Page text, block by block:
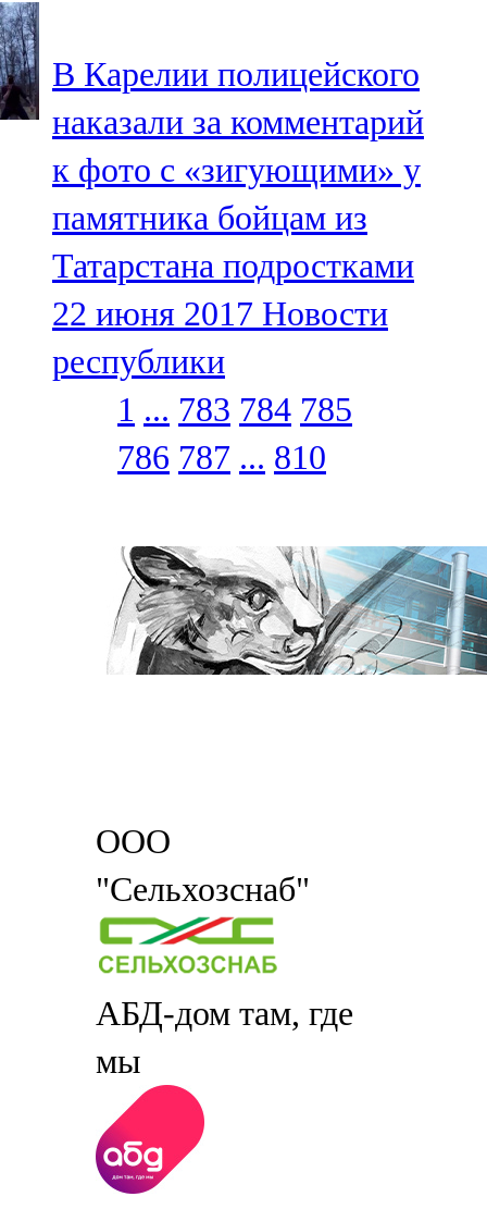
В Карелии полицейского
наказали за комментарий
к фото с «зигующими» у
памятника бойцам из
Татарстана подростками
22 июня 2017 Новости
республики
1 ... 783 784 785
786 787 ... 810
ООО
"Сельхозснаб"
АБД-дом там, где
мы